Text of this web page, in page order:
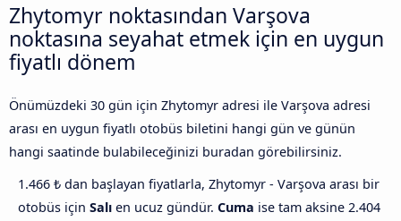
Zhytomyr noktasından Varşova
noktasına seyahat etmek için en uygun
fiyatlı dönem
Önümüzdeki 30 gün için Zhytomyr adresi ile Varşova adresi
arası en uygun fiyatlı otobüs biletini hangi gün ve günün
hangi saatinde bulabileceğinizi buradan görebilirsiniz.
1.466 ₺ dan başlayan fiyatlarla, Zhytomyr - Varşova arası bir
otobüs için Salı en ucuz gündür. Cuma ise tam aksine 2.404